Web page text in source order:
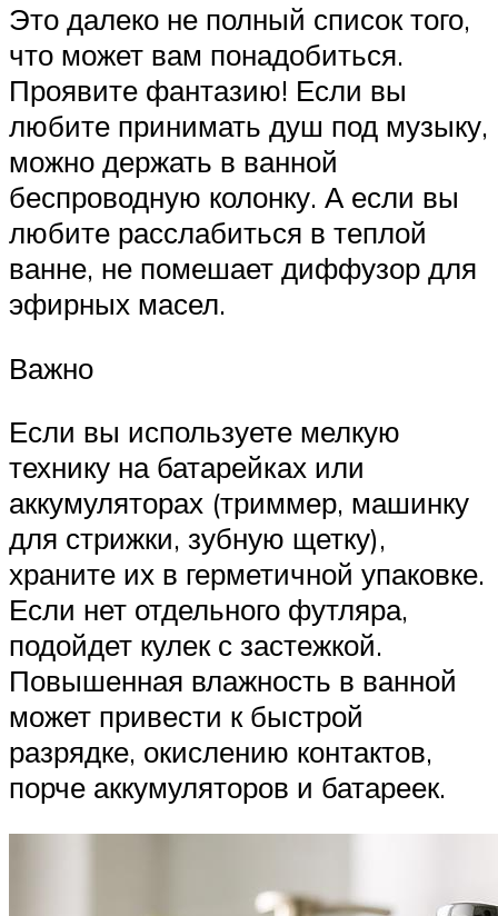
Это далеко не полный список того,
что может вам понадобиться.
Проявите фантазию! Если вы
любите принимать душ под музыку,
можно держать в ванной
беспроводную колонку. А если вы
любите расслабиться в теплой
ванне, не помешает диффузор для
эфирных масел.
Важно
Если вы используете мелкую
технику на батарейках или
аккумуляторах (триммер, машинку
для стрижки, зубную щетку),
храните их в герметичной упаковке.
Если нет отдельного футляра,
подойдет кулек с застежкой.
Повышенная влажность в ванной
может привести к быстрой
разрядке, окислению контактов,
порче аккумуляторов и батареек.